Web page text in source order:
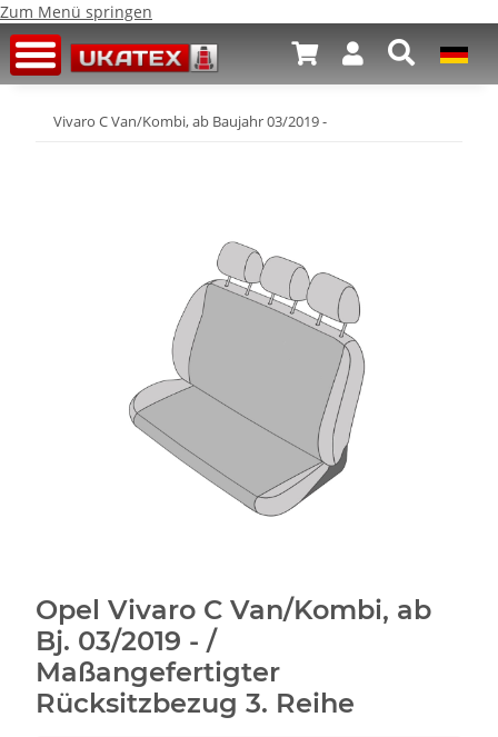
Zum Menü springen
Vivaro C Van/Kombi, ab Baujahr 03/2019 -
Opel Vivaro C Van/Kombi, ab
Bj. 03/2019 - /
Maßangefertigter
Rücksitzbezug 3. Reihe